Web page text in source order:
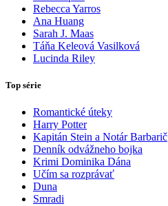
Rebecca Yarros
Ana Huang
Sarah J. Maas
Táňa Keleová Vasilková
Lucinda Riley
Top série
Romantické úteky
Harry Potter
Kapitán Stein a Notár Barbarič
Denník odvážneho bojka
Krimi Dominika Dána
Učím sa rozprávať
Duna
Smradi